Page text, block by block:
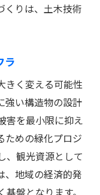
くりは、土木技術
ラ
きく変える可能性
強い構造物の設計
害を最小限に抑え
ための緑化プロジ
、観光資源として
、地域の経済的発
盤となります。